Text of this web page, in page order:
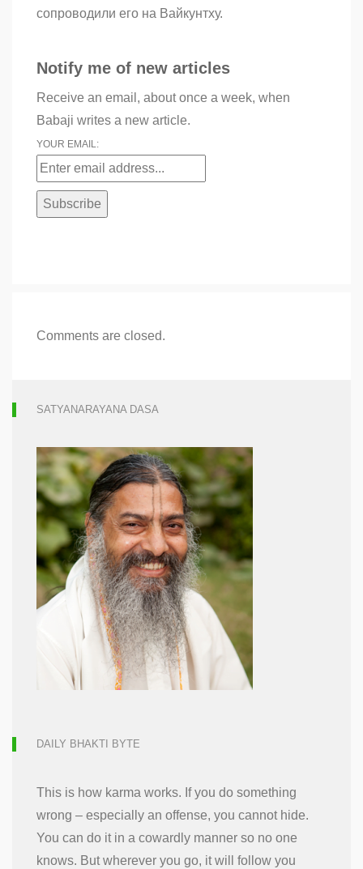
сопроводили его на Вайкунтху.
Notify me of new articles
Receive an email, about once a week, when
Babaji writes a new article.
YOUR EMAIL:
Comments are closed.
SATYANARAYANA DASA
DAILY BHAKTI BYTE
This is how karma works. If you do something
wrong – especially an offense, you cannot hide.
You can do it in a cowardly manner so no one
knows. But wherever you go, it will follow you